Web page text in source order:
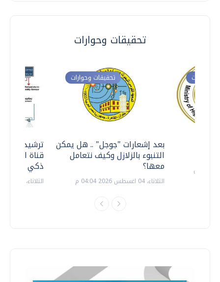
تحقيقات وحوارات
ترشيدا
قناة
ذكي
الثلاثاء، 14 يوليو 2026 06:11 م
تحقيقات وحوارات
بعد إشعارات "جوجل" .. هل يمكن
التنبوء بالزلازل وكيف نتعامل
معها؟
الثلاثاء، 04 اغسطس 2026 04:04 م
وحوارات